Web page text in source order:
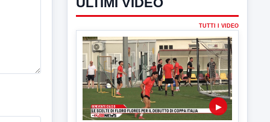
ULTIMI VIDEO
TUTTI I VIDEO